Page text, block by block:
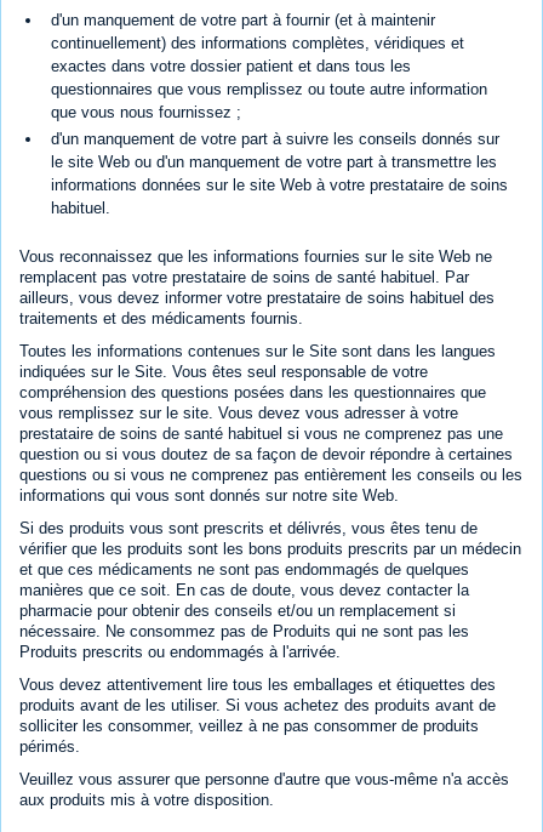
d'un manquement de votre part à fournir (et à maintenir
continuellement) des informations complètes, véridiques et
exactes dans votre dossier patient et dans tous les
questionnaires que vous remplissez ou toute autre information
que vous nous fournissez ;
d'un manquement de votre part à suivre les conseils donnés sur
le site Web ou d'un manquement de votre part à transmettre les
informations données sur le site Web à votre prestataire de soins
habituel.
Vous reconnaissez que les informations fournies sur le site Web ne
remplacent pas votre prestataire de soins de santé habituel. Par
ailleurs, vous devez informer votre prestataire de soins habituel des
traitements et des médicaments fournis.
Toutes les informations contenues sur le Site sont dans les langues
indiquées sur le Site. Vous êtes seul responsable de votre
compréhension des questions posées dans les questionnaires que
vous remplissez sur le site. Vous devez vous adresser à votre
prestataire de soins de santé habituel si vous ne comprenez pas une
question ou si vous doutez de sa façon de devoir répondre à certaines
questions ou si vous ne comprenez pas entièrement les conseils ou les
informations qui vous sont donnés sur notre site Web.
Si des produits vous sont prescrits et délivrés, vous êtes tenu de
vérifier que les produits sont les bons produits prescrits par un médecin
et que ces médicaments ne sont pas endommagés de quelques
manières que ce soit. En cas de doute, vous devez contacter la
pharmacie pour obtenir des conseils et/ou un remplacement si
nécessaire. Ne consommez pas de Produits qui ne sont pas les
Produits prescrits ou endommagés à l'arrivée.
Vous devez attentivement lire tous les emballages et étiquettes des
produits avant de les utiliser. Si vous achetez des produits avant de
solliciter les consommer, veillez à ne pas consommer de produits
périmés.
Veuillez vous assurer que personne d'autre que vous-même n'a accès
aux produits mis à votre disposition.